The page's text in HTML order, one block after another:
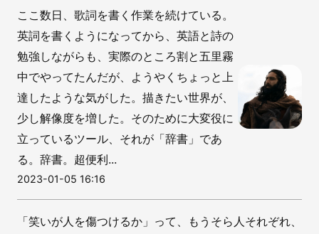
ここ数日、歌詞を書く作業を続けている。
英詞を書くようになってから、英語と詩の
勉強しながらも、実際のところ割と五里霧
中でやってたんだが、ようやくちょっと上
達したような気がした。描きたい世界が、
少し解像度を増した。そのために大変役に
立っているツール、それが「辞書」であ
る。辞書。超便利...
2023-01-05 16:16
「笑いが人を傷つけるか」って、もうそら人それぞれ、